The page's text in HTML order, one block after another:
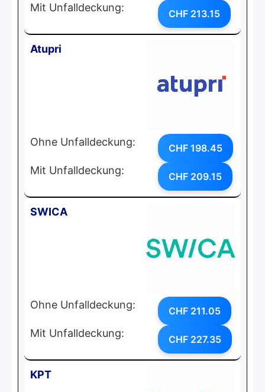
Mit Unfalldeckung: CHF 213.15
Atupri
Ohne Unfalldeckung: CHF 198.45
Mit Unfalldeckung: CHF 209.15
SWICA
Ohne Unfalldeckung: CHF 211.05
Mit Unfalldeckung: CHF 227.35
KPT